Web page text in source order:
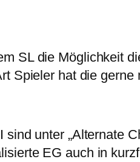
SL die Möglichkeit
Spieler hat die
sind unter „Alternate
EG auch in